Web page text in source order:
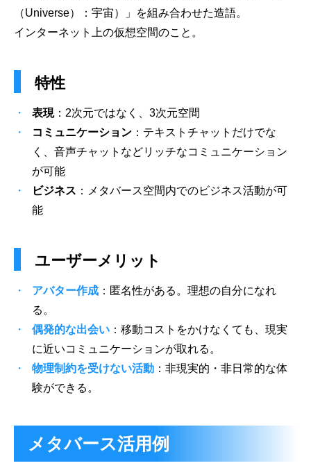
（Universe）：宇宙）」を組み合わせた造語。
インターネット上の仮想空間のこと。
特性
表現：2次元ではなく、3次元空間
コミュニケーション ：テキストチャットだけでな
く、音声チャットなどリッチなコミュニケーション
が可能
ビジネス ：メタバース空間内でのビジネス活動が可
能
ユーザーメリット
アバター作成 ：匿名性がある。理想の自分になれ
る。
偶発的な出会い ：移動コストをかけなくても、現実
に近いコミュニケーションが取れる。
物理制約を受けない活動 ：非現実的・非日常的な体
験ができる。
メタバース活用例